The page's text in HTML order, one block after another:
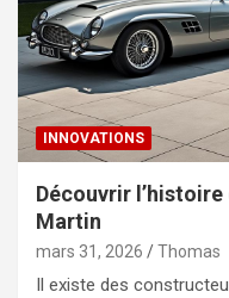
INNOVATIONS
Découvrir
Martin
mars 31, 2026 Thomas
Il existe des